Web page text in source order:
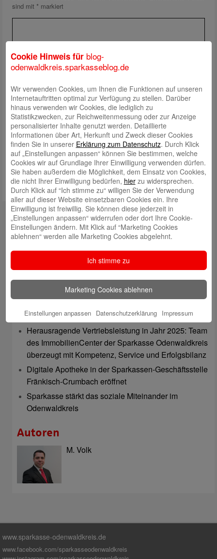
sind mit * markiert
Name*
E-Mail *
Website
Meinen Namen, meine E-Mail-Adresse und meine Website in
diesem Browser für die nächste Kommentierung speichern.
Kontakt
mail@sparkasse-odenwaldkreis.de
Auch per WhatsApp erreichbar!
Neueste Beiträge
Sparkassen Kino Open-Air-Sommer 2026 startet
Öffnungszeiten der Sparkasse zum Wiesenmarkt
Herausragende Vertriebsleistung in Jahr 2025: Team
des ImmobilienCenter der Sparkasse Odenwaldkreis
überzeugt mit Kompetenz, Service und Erfolgsbilanz
Digitale Apotheke in der Sparkassen-Geschäftsstelle
Fränkisch-Crumbach eröffnet
Sparkasse stärkt das soziale Miteinander im
Odenwaldkreis
Autoren
M. Volk
www.sparkasse-odenwaldkreis.de
www.facebook.com/sparkasseodenwaldkreis
Cookie Hinweis für blog-
odenwaldkreis.sparkasseblog.de
Wir verwenden Cookies, um Ihnen die Funktionen auf unseren
Internetauftritten optimal zur Verfügung zu stellen. Darüber
hinaus verwenden wir Cookies, die lediglich zu
Statistikzwecken, zur Reichweitenmessung oder zur Anzeige
personalisierter Inhalte genutzt werden. Detaillierte
Informationen über Art, Herkunft und Zweck dieser Cookies
finden Sie in unserer Erklärung zum Datenschutz. Durch Klick
auf „Einstellungen anpassen“ können Sie bestimmen, welche
Cookies wir auf Grundlage Ihrer Einwilligung verwenden dürfen.
Sie haben außerdem die Möglichkeit, dem Einsatz von Cookies,
die nicht Ihrer Einwilligung bedürfen, hierzu widersprechen.
Durch Klick auf “Ich stimme zu“ willigen Sie der Verwendung
aller auf dieser Website einsetzbaren Cookies ein. Ihre
Einwilligung ist freiwillig. Sie können diese jederzeit in
„Einstellungen anpassen“ widerrufen oder dort Ihre Cookie-
Einstellungen ändern. Mit Klick auf “Marketing Cookies
ablehnen“ werden alle Marketing Cookies abgelehnt.
Ich stimme zu
Marketing Cookies ablehnen
Einstellungen anpassen Datenschutzerklärung Impressum